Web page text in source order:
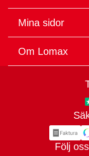
Mina sidor
Om Lomax
Följ